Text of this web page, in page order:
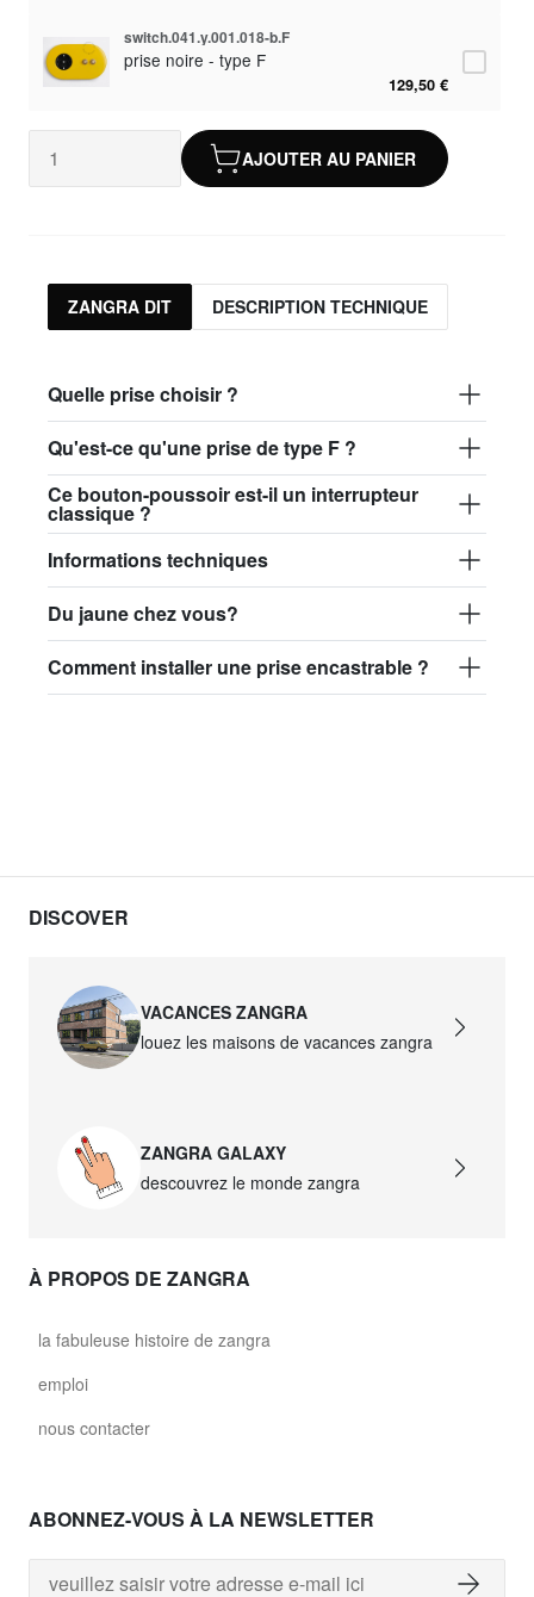
switch.041.y.001.018-b.F
prise noire - type F
129,50 €
AJOUTER AU PANIER
ZANGRA DIT DESCRIPTION TECHNIQUE
Quelle prise choisir ?
Qu'est-ce qu'une prise de type F ?
Ce bouton-poussoir est-il un interrupteur
classique ?
Informations techniques
Du jaune chez vous?
Comment installer une prise encastrable ?
DISCOVER
VACANCES ZANGRA
louez les maisons de vacances zangra
ZANGRA GALAXY
descouvrez le monde zangra
À PROPOS DE ZANGRA
la fabuleuse histoire de zangra
emploi
nous contacter
ABONNEZ-VOUS À LA NEWSLETTER